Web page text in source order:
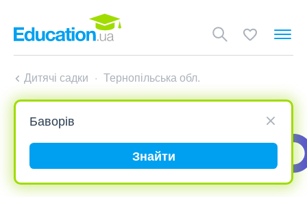
Дитячі садки Тернопільська обл.
Знайти